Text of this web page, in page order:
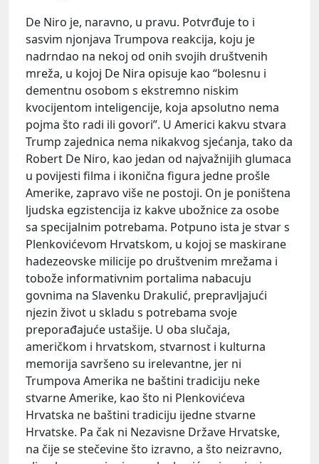
De Niro je, naravno, u pravu. Potvrđuje to i
sasvim njonjava Trumpova reakcija, koju je
nadrndao na nekoj od onih svojih društvenih
mreža, u kojoj De Nira opisuje kao “bolesnu i
dementnu osobom s ekstremno niskim
kvocijentom inteligencije, koja apsolutno nema
pojma što radi ili govori”. U Americi kakvu stvara
Trump zajednica nema nikakvog sjećanja, tako da
Robert De Niro, kao jedan od najvažnijih glumaca
u povijesti filma i ikonična figura jedne prošle
Amerike, zapravo više ne postoji. On je poništena
ljudska egzistencija iz kakve ubožnice za osobe
sa specijalnim potrebama. Potpuno ista je stvar s
Plenkovićevom Hrvatskom, u kojoj se maskirane
hadezeovske milicije po društvenim mrežama i
tobože informativnim portalima nabacuju
govnima na Slavenku Drakulić, prepravljajući
njezin život u skladu s potrebama svoje
preporađajuće ustašije. U oba slučaja,
američkom i hrvatskom, stvarnost i kulturna
memorija savršeno su irelevantne, jer ni
Trumpova Amerika ne baštini tradiciju neke
stvarne Amerike, kao što ni Plenkovićeva
Hrvatska ne baštini tradiciju ijedne stvarne
Hrvatske. Pa čak ni Nezavisne Države Hrvatske,
na čije se stečevine što izravno, a što neizravno,